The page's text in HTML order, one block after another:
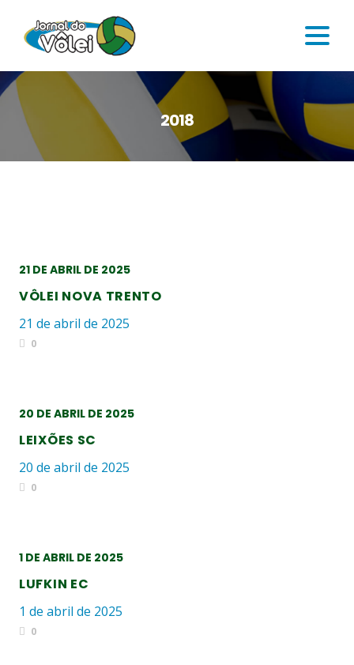
2018
21 DE ABRIL DE 2025
VÔLEI NOVA TRENTO
21 de abril de 2025
0
20 DE ABRIL DE 2025
LEIXÕES SC
20 de abril de 2025
0
1 DE ABRIL DE 2025
LUFKIN EC
1 de abril de 2025
0